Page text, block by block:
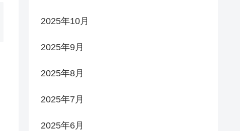
2025年10月
2025年9月
2025年8月
2025年7月
2025年6月